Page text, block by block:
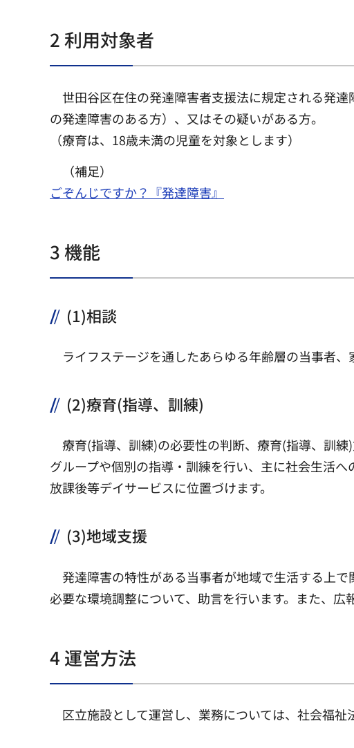
2 利用対象者
世田谷区在住の発達障害者支援法に規定される発
の発達障害のある方）、又はその疑いがある方。
（療育は、18歳未満の児童を対象とします）
（補足）
ごぞんじですか？『発達障害』
3 機能
(1)相談
ライフステージを通したあらゆる年齢層の当事者
(2)療育(指導、訓練)
療育(指導、訓練)の必要性の判断、療育(指導、訓
グループや個別の指導・訓練を行い、主に社会生活
放課後等デイサービスに位置づけます。
(3)地域支援
発達障害の特性がある当事者が地域で生活する上
必要な環境調整について、助言を行います。また、広
4 運営方法
区立施設として運営し、業務については、社会福祉